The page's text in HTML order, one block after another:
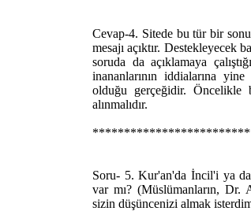
Cevap-4. Sitede bu tür bir
mesajı açıktır. Destekleyecek
soruda da açıklamaya
inananlarının iddialarına
olduğu gerçeğidir.
alınmalıdır.
Soru- 5. Kur'an'da İncil'i ya
var mı? (Müslümanların, Dr.
sizin düşüncenizi almak